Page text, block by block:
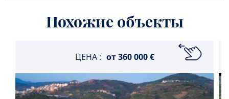
Похожие объекты
ЦЕНА : от360 000 €